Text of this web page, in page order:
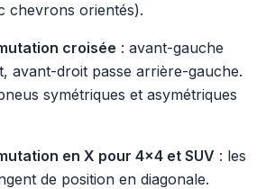
chevrons orientés).
croisée : avant-gauche
avant-droit passe arrière-gauche.
symétriques et asymétriques
en X pour 4x4 et SUV : les
de position en diagonale.